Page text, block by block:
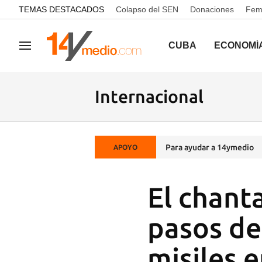
common.go-to-content
TEMAS DESTACADOS Colapso del SEN Donaciones
Navegación CUBA
Internacional
APOYO Para ayudar a 14ymedio
El
pasos